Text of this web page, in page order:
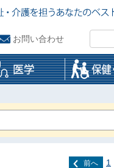
お問い合わせ
前へ 1